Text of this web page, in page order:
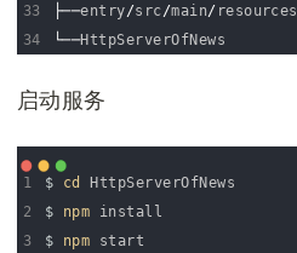
33
34
├──entry/src/main/ resources
└──HttpServerOfNews
启动服务
1
2
3
$ cd HttpServerOfNews
$
npm install
$
npm start